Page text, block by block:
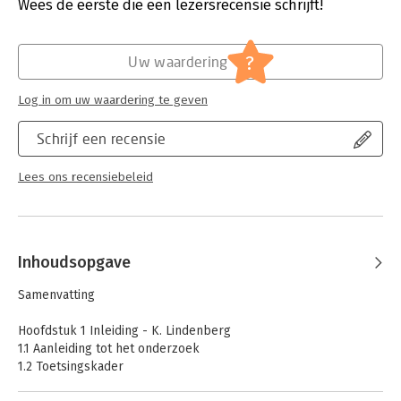
Strafrecht – Delicten
Wees de eerste die een lezersrecensie schrijft!
Schrijf een recensie
Lees ons recensiebeleid
Uw waardering ?
Log in om uw waardering te geven
Inhoudsopgave
Samenvatting
Hoofdstuk 1 Inleiding - K. Lindenberg
1.1 Aanleiding tot het onderzoek
1.2 Toetsingskader